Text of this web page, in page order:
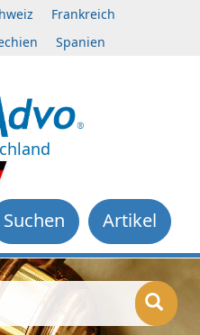
Frankreich
Spanien
Artikel
Suchen